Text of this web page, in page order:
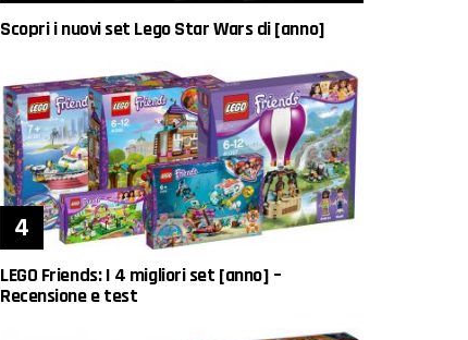
Scopri i nuovi set Lego Star Wars di [anno]
LEGO Friends: I 4 migliori set [anno] –
Recensione e test